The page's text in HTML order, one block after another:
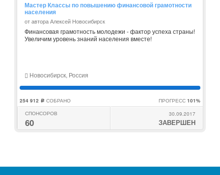
Мастер Классы по повышению финансовой грамотности
населения
от автора Алексей Новосибирск
Финансовая грамотность молодежи - фактор успеха страны!
Увеличим уровень знаний населения вместе!
Новосибирск, Россия
254 912 c СОБРАНО ПРОГРЕСС 101%
СПОНСОРОВ
60
30.09.2017
ЗАВЕРШЕН